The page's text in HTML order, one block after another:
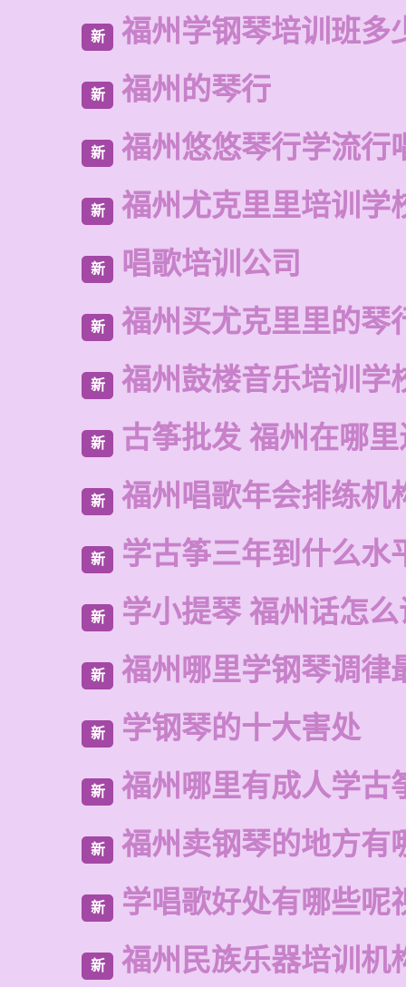
新 福州学钢琴培训班多
新 福州的琴行
新 福州悠悠琴行学流行
新 福州尤克里里培训学
新 唱歌培训公司
新 福州买尤克里里的琴
新 福州鼓楼音乐培训学
新 古筝批发 福州在哪
新 福州唱歌年会排练机
新 学古筝三年到什么水
新 学小提琴 福州话怎
新 福州哪里学钢琴调律
新 学钢琴的十大害处
新 福州哪里有成人学古
新 福州卖钢琴的地方有
新 学唱歌好处有哪些呢
新 福州民族乐器培训机